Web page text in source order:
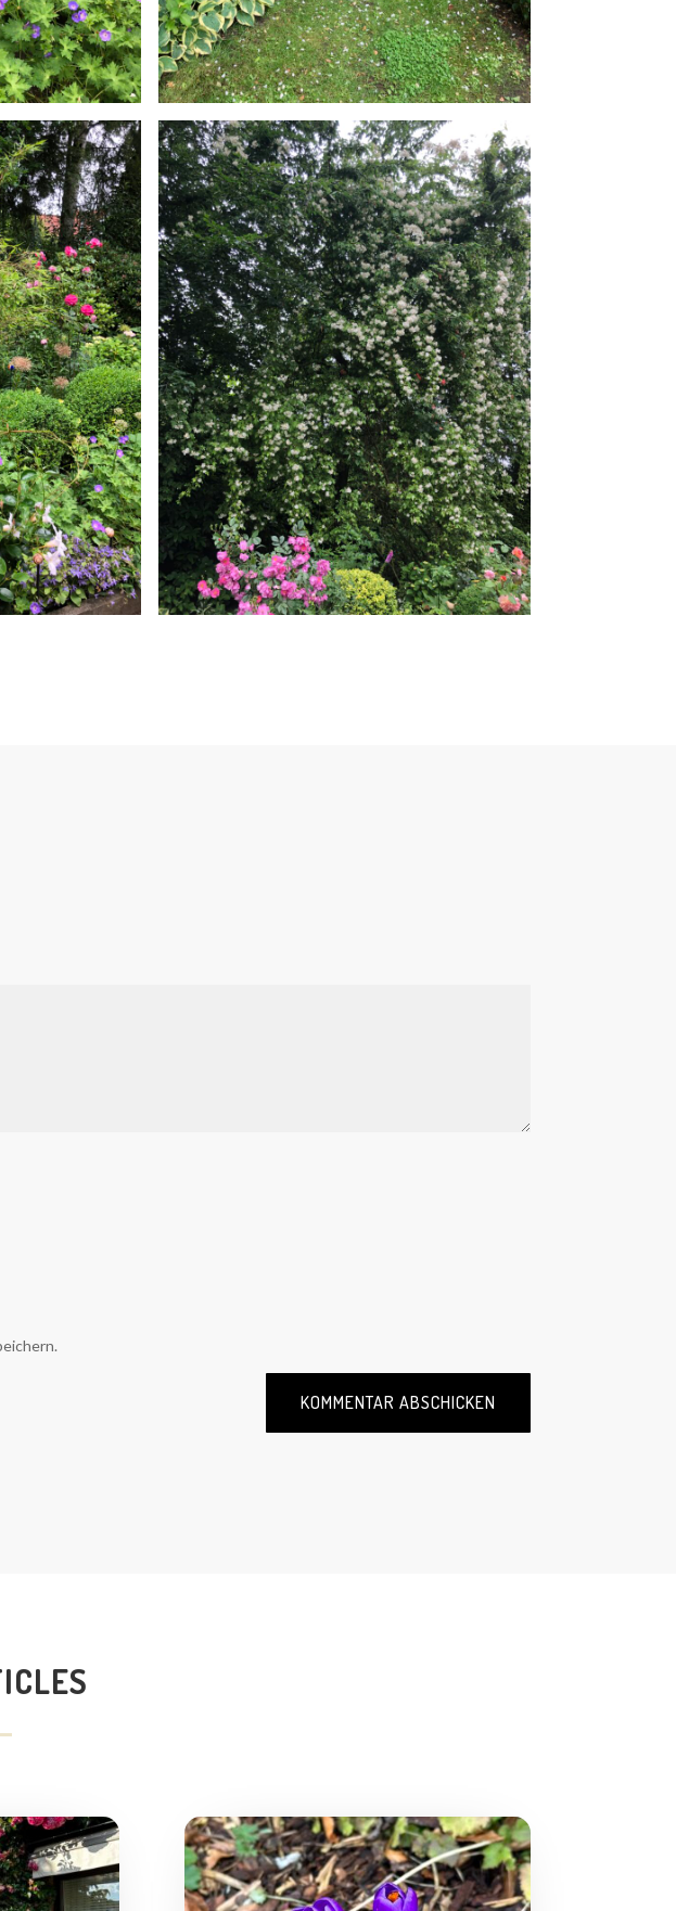
KOMMENTAR ABSCHICKEN